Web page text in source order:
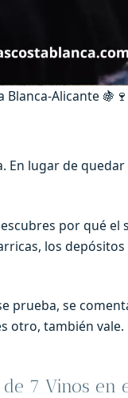
Alicante
lugar de
por qué el
los
prueba, se
otro, también
7 Vinos en